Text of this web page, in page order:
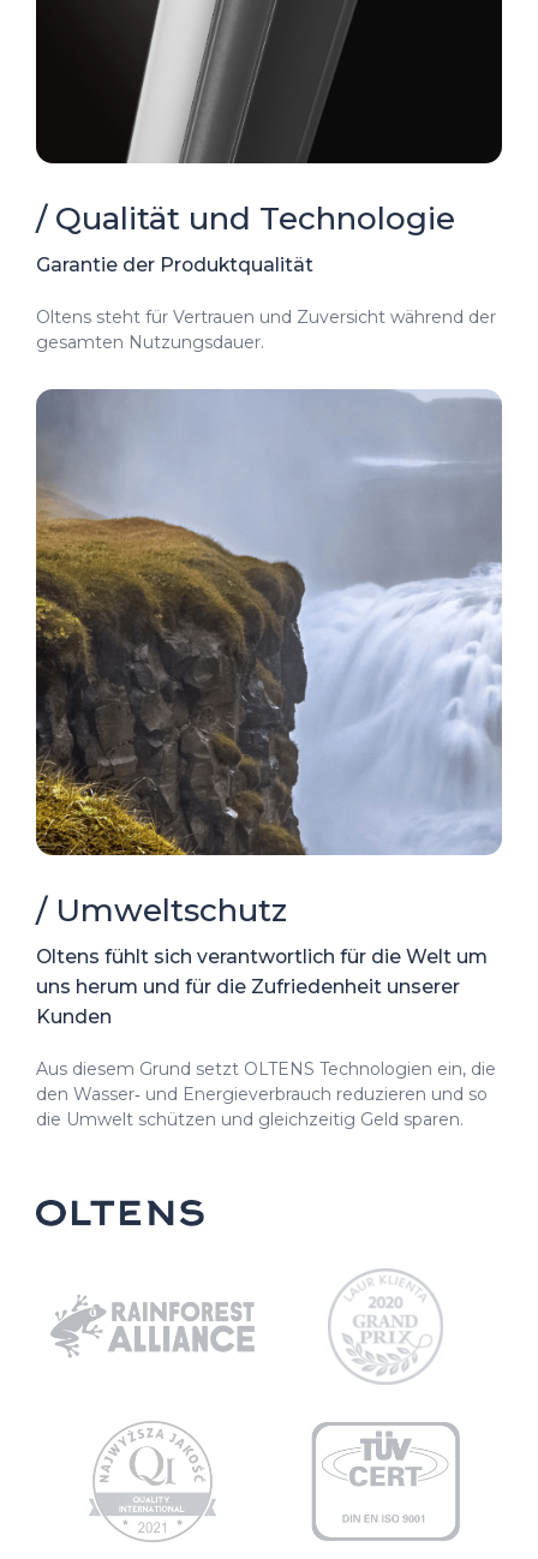
/ Qualität und Technologie
Garantie der Produktqualität
Oltens steht für Vertrauen und Zuversicht während der
gesamten Nutzungsdauer.
/ Umweltschutz
Oltens fühlt sich verantwortlich für die Welt um
uns herum und für die Zufriedenheit unserer
Kunden
Aus diesem Grund setzt OLTENS Technologien ein, die
den Wasser‑ und Energieverbrauch reduzieren und so
die Umwelt schützen und gleichzeitig Geld sparen.